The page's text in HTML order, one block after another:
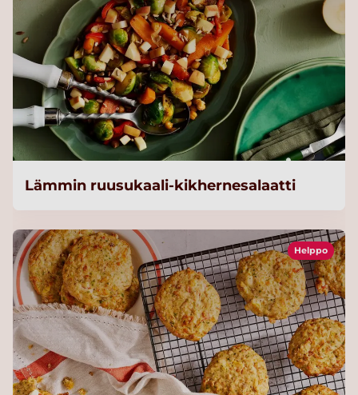
Lämmin ruusukaali-kikhernesalaatti
Helppo